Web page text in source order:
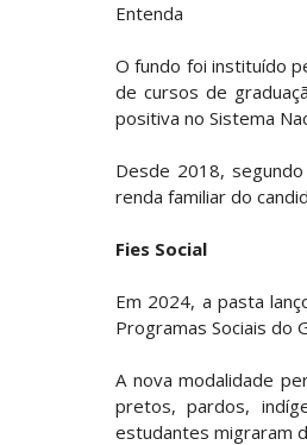
Entenda
O fundo foi instituído
de cursos de
positiva no Sistema
Desde 2018,
renda familiar do
Fies Social
Em 2024, a pasta
Programas Sociais do
A nova modalidade
pretos, pardos,
estudantes migraram